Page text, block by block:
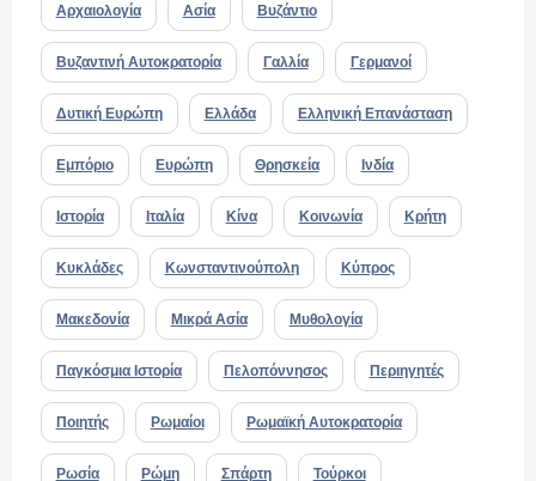
Αρχαιολογία Ασία Βυζάντιο
Βυζαντινή Αυτοκρατορία Γαλλία Γερμανοί
Δυτική Ευρώπη Ελλάδα Ελληνική Επανάσταση
Εμπόριο Ευρώπη Θρησκεία Ινδία
Ιστορία Ιταλία Κίνα Κοινωνία Κρήτη
Κυκλάδες Κωνσταντινούπολη Κύπρος
Μακεδονία Μικρά Ασία Μυθολογία
Παγκόσμια Ιστορία Πελοπόννησος Περιηγητές
Ποιητής Ρωμαίοι Ρωμαϊκή Αυτοκρατορία
Ρωσία Ρώμη Σπάρτη Τούρκοι